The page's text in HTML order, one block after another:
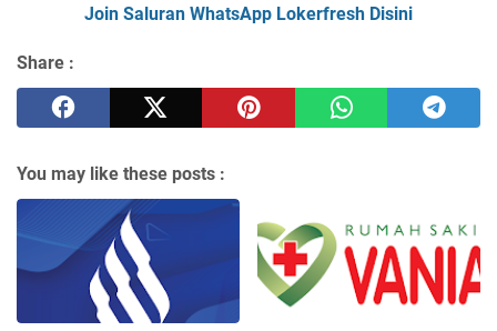
Join Saluran WhatsApp Lokerfresh Disini
Share :
You may like these posts :